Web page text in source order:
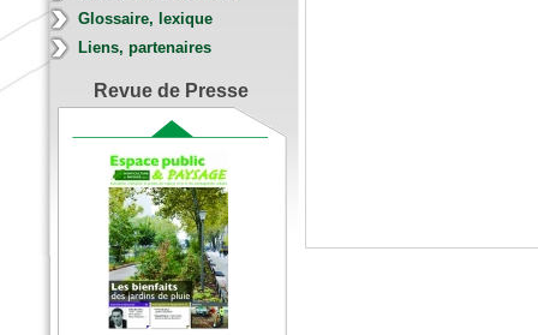
Glossaire, lexique
Liens, partenaires
Revue de Presse